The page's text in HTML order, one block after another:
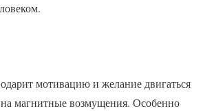
мотивацию и желание двигаться
магнитные возмущения. Особенно